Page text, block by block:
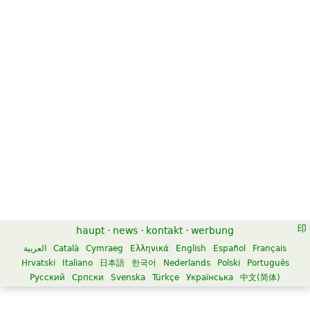
haupt · news · kontakt · werbung
العربية Català Cymraeg Ελληνικά English Español
Français
Hrvatski
Italiano 日本語 한국어 Nederlands Polski
Português
Русский
Српски Svenska Türkçe Українська 中文(简体)